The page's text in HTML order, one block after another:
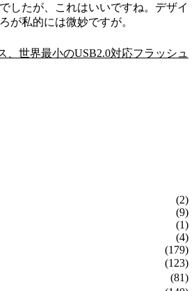
したが、これはいいですね。デザイ
が私的には微妙ですが。
、世界最小のUSB2.0対応フラッシュ
(2)
(9)
(1)
(4)
(179)
(123)
(81)